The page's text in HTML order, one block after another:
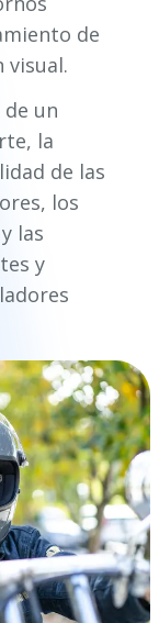
de
visual.
un
la
de las
los
las
y